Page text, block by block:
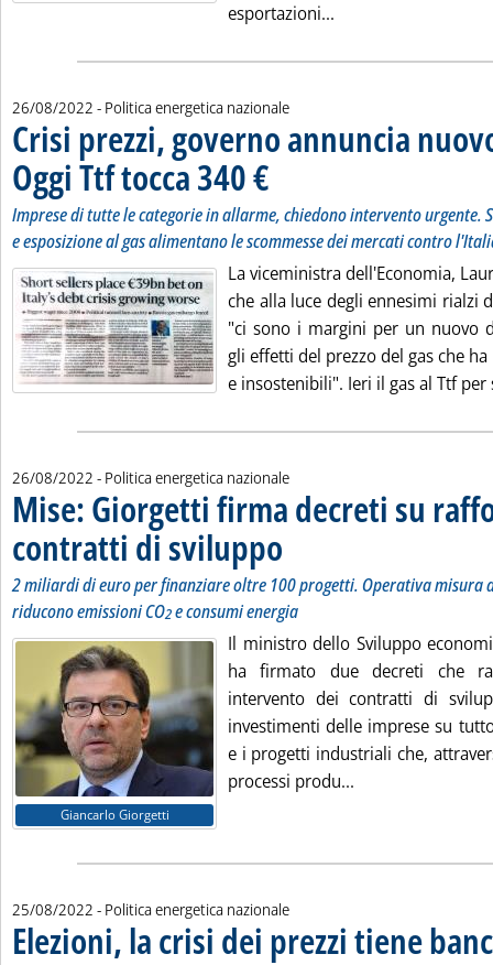
esportazioni...
26/08/2022 - Politica energetica nazionale
Crisi prezzi, governo annuncia
Oggi Ttf tocca 340 €
Imprese di tutte le categorie in allarme, chiedono intervento urgente.
e esposizione al gas alimentano le scommesse dei mercati contro
La viceministra dell'Economia,
che alla luce degli ennesimi rialzi
"ci sono i margini per un nuovo
gli effetti del prezzo del gas che
e insostenibili". Ieri il gas al Ttf
26/08/2022 - Politica energetica nazionale
Mise: Giorgetti firma decreti su
contratti di sviluppo
2 miliardi di euro per finanziare oltre 100 progetti. Operativa misura
riducono emissioni CO2e consumi energia
Giancarlo Giorgetti
Il ministro dello Sviluppo
ha firmato due decreti che
intervento dei contratti di
investimenti delle imprese su
e i progetti industriali che,
processi produ...
25/08/2022 - Politica energetica nazionale
Elezioni, la crisi dei prezzi tiene